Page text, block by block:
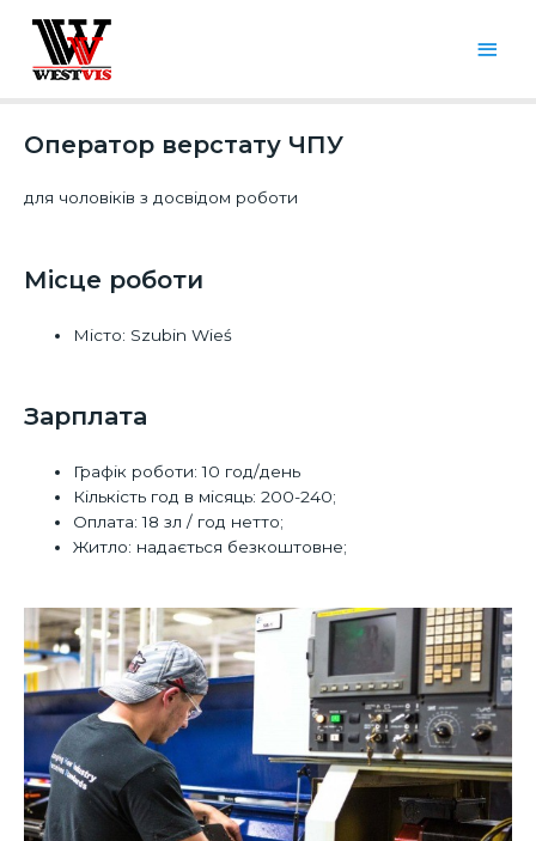
Оператор верстату ЧПУ
для чоловіків з досвідом роботи
Місце роботи​
Місто: Szubin Wieś
Зарплата
Графік роботи: 10 год/день
Кількість год в місяць: 200-240;
Оплата: 18 зл / год нетто;
Житло: надається безкоштовне;